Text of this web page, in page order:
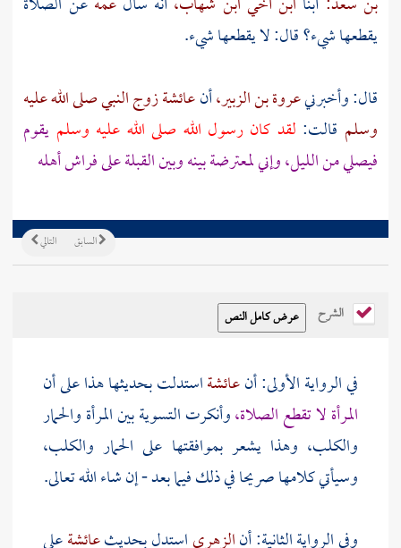
يقطعها شيء؟ قال: لا يقطعها شيء.
قال: وأخبرنيعروة بن الزبير،أنعائشة زوج النبي صلى الله عليه
وسلم قالت: لقد كان رسول الله صلى الله عليه وسلم يقوم
فيصلي من الليل، وإني لمعترضة بينه وبين القبلة على فراش أهله
التالي السابق
الشرح
في الرواية الأولى: أنعائشةاستدلت بحديثها هذا على أن
المرأة لا تقطع الصلاة،وأنكرت التسوية بين المرأة والحمار
والكلب، وهذا يشعر بموافقتها على الحمار والكلب،
وسيأتي كلامها صريحا في ذلك فيما بعد - إن شاء الله تعالى.
وفي الرواية الثانية: أنالزهرياستدل بحديثعائشةعلى